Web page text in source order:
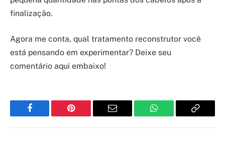
finalização.
Agora me conta, qual tratamento reconstrutor você
está pensando em experimentar? Deixe seu
comentário aqui embaixo!
Facebook Pinterest Email WhatsApp Copy